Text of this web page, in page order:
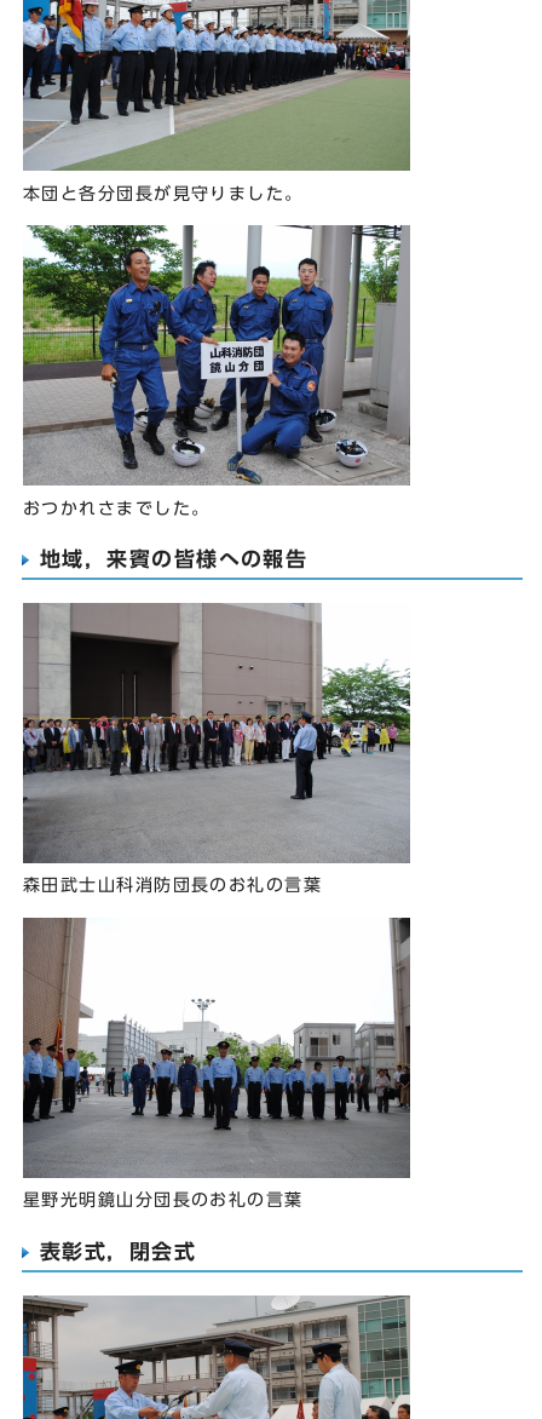
本団と各分団長が見守りました。
おつかれさまでした。
地域，来賓の皆様への報告
森田武士山科消防団長のお礼の言葉
星野光明鏡山分団長のお礼の言葉
表彰式，閉会式